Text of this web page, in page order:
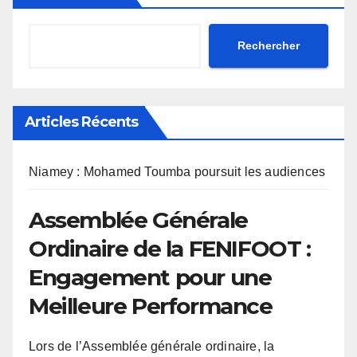
Rechercher
Articles Récents
Niamey : Mohamed Toumba poursuit les audiences
Assemblée Générale
Ordinaire de la FENIFOOT :
Engagement pour une
Meilleure Performance
Lors de l’Assemblée générale ordinaire, la